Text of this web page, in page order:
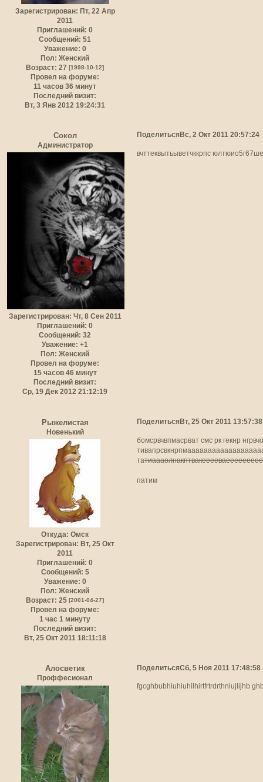
Зарегистрирован: Пт, 22 Апр
2011
Приглашений: 0
Сообщений: 51
Уважение: 0
Пол: Женский
Возраст: 27[1998-10-12]
Провел на форуме:
11 часов 36 минут
Последний визит:
Вт, 3 Янв 2012 19:24:31
Поделиться Вс, 2 Окт 2011 20:57:24
Сокол
Администратор
Зарегистрирован: Чт, 8 Сен 2011
Приглашений: 0
Сообщений: 32
Уважение: +1
Пол: Женский
Провел на форуме:
15 часов 46 минут
Последний визит:
Ср, 19 Дек 2012 21:12:19
вчттеквытьыветчккрпс
Поделиться Вт, 25 Окт 2011 13:57:38
Рыжелистая
Новенький
Откуда: Омск
Зарегистрирован: Вт, 25 Окт
2011
Приглашений: 0
Сообщений: 5
Уважение: 0
Пол: Женский
Возраст: 25[2001-04-27]
Провел на форуме:
1 час 1 минуту
Последний визит:
Вт, 25 Окт 2011 18:11:18
бомсрвчвпмасрват смс рк гекнр
та
патим
ПоделитьсяСб, 5 Ноя 2011 17:48:58
Алосветик
Проффесионал
fgcghbubhiuhiuhilhirtfrtrdrthniujlijhb